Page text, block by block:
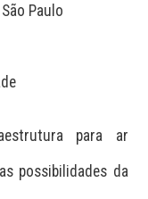
Paulo
para ar
possibilidades da